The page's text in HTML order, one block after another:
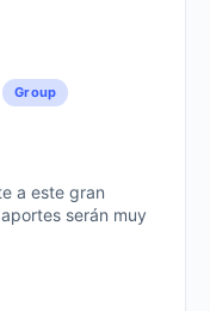
Group
a este gran
serán muy